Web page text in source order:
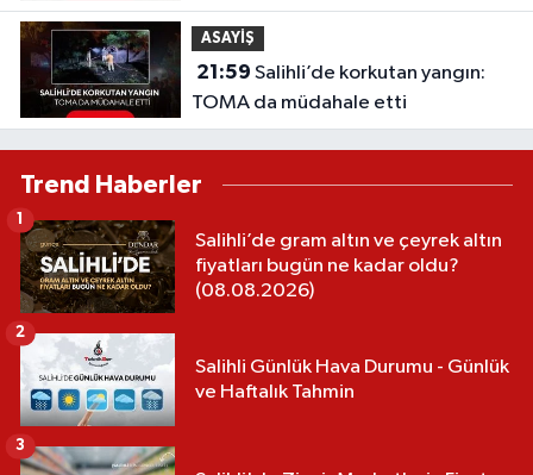
ASAYİŞ
21:59
TOMA da müdahale etti
Trend Haberler
Salihli’de gram altın ve çeyrek altın
fiyatları bugün ne kadar oldu?
(08.08.2026)
1
Salihli Günlük Hava Durumu - Günlük
ve Haftalık Tahmin
2
3